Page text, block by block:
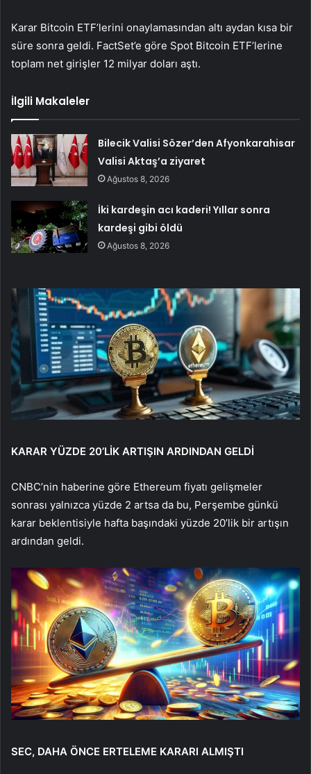
Karar Bitcoin ETF’lerini onaylamasından altı aydan kısa bir
süre sonra geldi. FactSet’e göre Spot Bitcoin ETF’lerine
toplam net girişler 12 milyar doları aştı.
İlgili Makaleler
Bilecik Valisi Sözer’den Afyonkarahisar
Valisi Aktaş’a ziyaret
Ağustos 8, 2026
İki kardeşin acı kaderi! Yıllar sonra
kardeşi gibi öldü
Ağustos 8, 2026
KARAR YÜZDE 20’LİK ARTIŞIN ARDINDAN GELDİ
CNBC’nin haberine göre Ethereum fiyatı gelişmeler
sonrası yalnızca yüzde 2 artsa da bu, Perşembe günkü
karar beklentisiyle hafta başındaki yüzde 20’lik bir artışın
ardından geldi.
SEC, DAHA ÖNCE ERTELEME KARARI ALMIŞTI